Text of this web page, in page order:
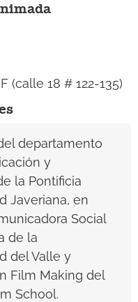
(calle 18 # 122-135)
departamento
y
la Pontificia
Javeriana, en
Social
de la
del Valle y
Film Making del
School.